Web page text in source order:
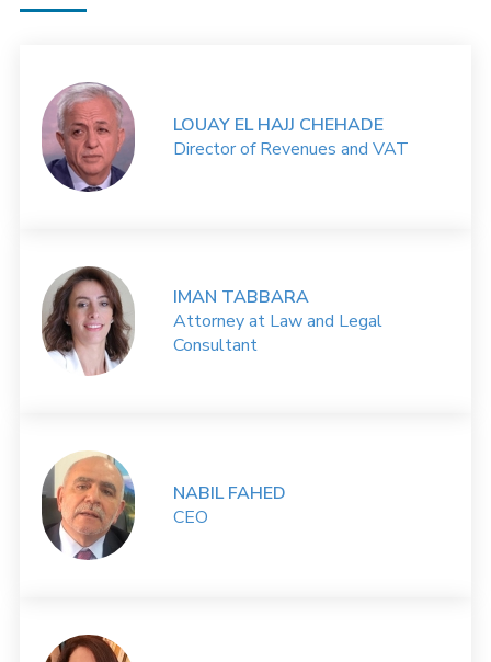
LOUAY EL HAJJ CHEHADE
Director of Revenues and VAT
IMAN TABBARA
Attorney at Law and Legal
Consultant
NABIL FAHED
CEO